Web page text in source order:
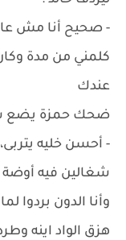
- صحيح أنا مش
كلمني من مدة
عندك
ضحك حمزة يضع
- أحسن خليه
شغالين فيه
وأنا الدون بردوا
هزق الواد اينه